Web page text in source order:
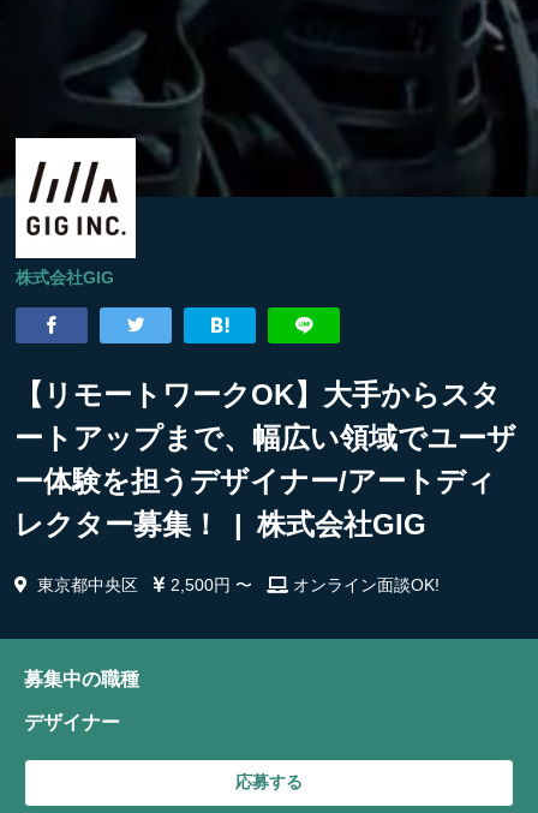
株式会社GIG
【リモートワークOK】大手からスタ
ートアップまで、幅広い領域でユーザ
ー体験を担うデザイナー/アートディ
レクター募集！ | 株式会社GIG
東京都中央区 2,500円 〜 オンライン面談OK!
募集中の職種
デザイナー
応募する